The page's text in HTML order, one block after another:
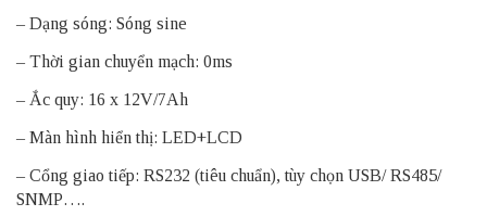
– Dạng sóng: Sóng sine
– Thời gian chuyển mạch: 0ms
– Ắc quy: 16 x 12V/7Ah
– Màn hình hiển thị: LED+LCD
– Cổng giao tiếp: RS232 (tiêu chuẩn), tùy chọn USB/ RS485/
SNMP….